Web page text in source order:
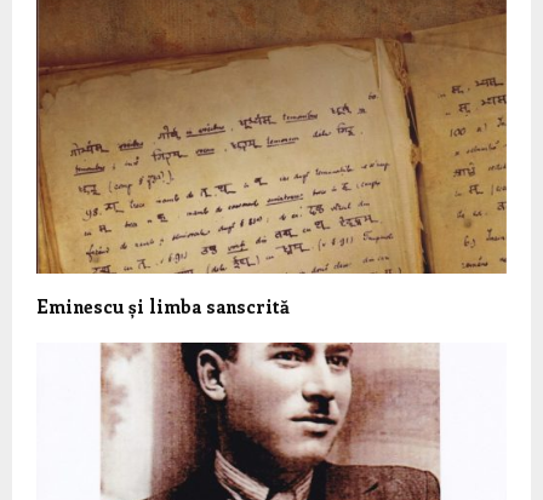
Eminescu și limba sanscrită